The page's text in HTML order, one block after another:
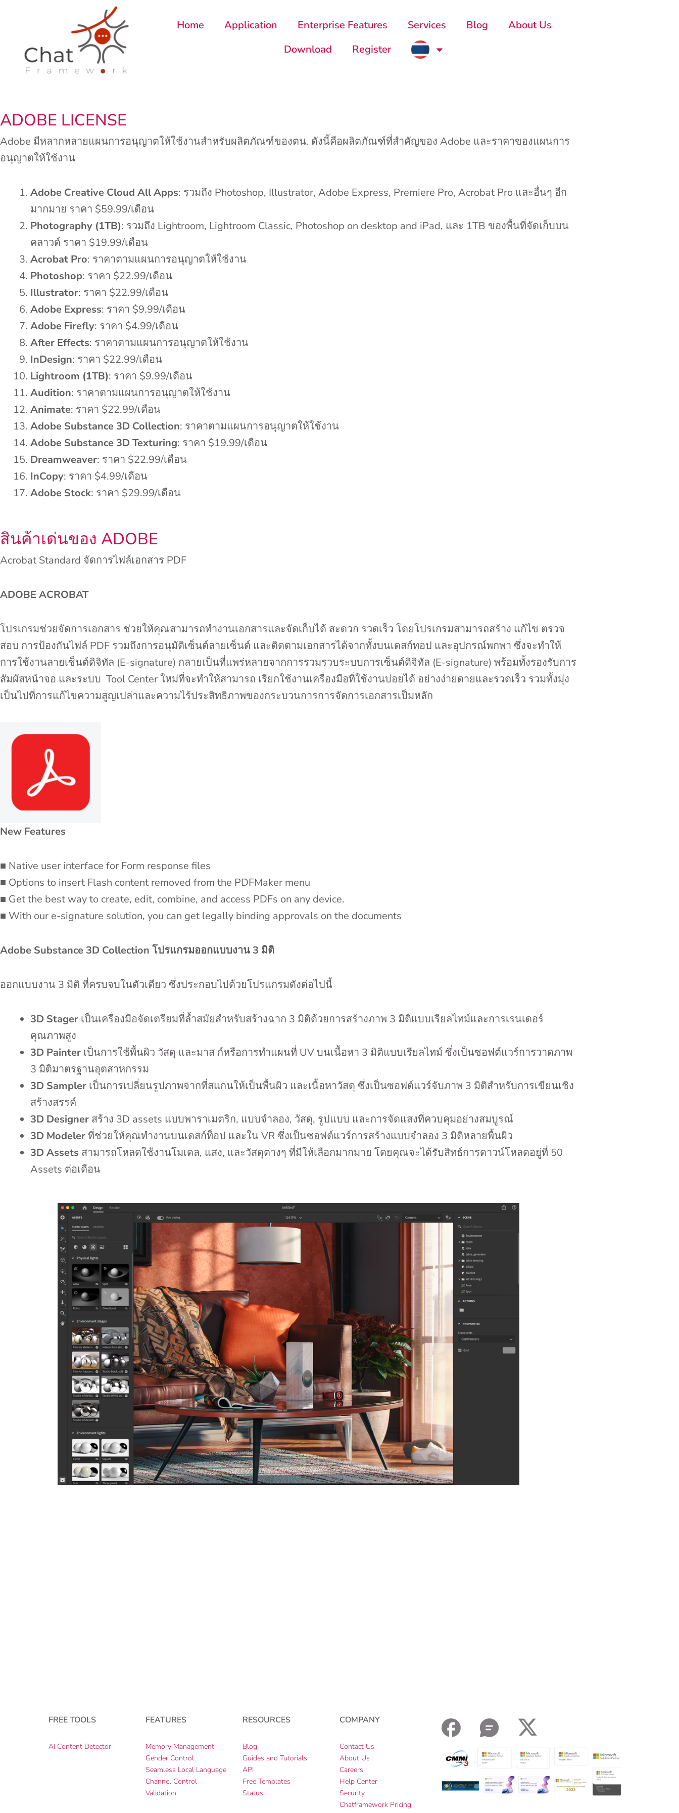
Home Application Enterprise Features Services Blog
About Us
Download
Register
ADOBE LICENSE
Adobe มีหลากหลายแผนการอนุญาตให้ใช้งานสำหรับผลิตภัณฑ์ของตน. ดังนี้คือผลิตภัณฑ์ที่สำคัญของ Adobe และราคาของแผนการ
อนุญาตให้ใช้งาน
Adobe Creative Cloud All Apps: รวมถึง Photoshop, Illustrator, Adobe Express, Premiere Pro, Acrobat Pro และอื่นๆ อีก
มากมาย ราคา $59.99/เดือน
Photography (1TB): รวมถึง Lightroom, Lightroom Classic, Photoshop on desktop and iPad, และ 1TB ของพื้นที่จัดเก็บบน
คลาวด์ ราคา $19.99/เดือน
Acrobat Pro: ราคาตามแผนการอนุญาตให้ใช้งาน
Photoshop: ราคา $22.99/เดือน
Illustrator: ราคา $22.99/เดือน
Adobe Express: ราคา $9.99/เดือน
Adobe Firefly: ราคา $4.99/เดือน
After Effects: ราคาตามแผนการอนุญาตให้ใช้งาน
InDesign: ราคา $22.99/เดือน
Lightroom (1TB): ราคา $9.99/เดือน
Audition: ราคาตามแผนการอนุญาตให้ใช้งาน
Animate: ราคา $22.99/เดือน
Adobe Substance 3D Collection: ราคาตามแผนการอนุญาตให้ใช้งาน
Adobe Substance 3D Texturing: ราคา $19.99/เดือน
Dreamweaver: ราคา $22.99/เดือน
InCopy: ราคา $4.99/เดือน
Adobe Stock: ราคา $29.99/เดือน
สินค้าเด่นของ ADOBE
Acrobat Standard จัดการไฟล์เอกสาร PDF
ADOBE ACROBAT
โปรเกรมช่วยจัดการเอกสาร ช่วยให้คุณสามารถทำงานเอกสารและจัดเก็บได้ สะดวก รวดเร็ว โดยโปรเกรมสามารถสร้าง แก้ไข ตรวจ
สอบ การป้องกันไฟล์ PDF รวมถึงการอนุมัติเซ็นต์ลายเซ็นต์ และติดตามเอกสารได้จากทั้งบนเดสก์ทอป และอุปกรณ์พกพา ซึ่งจะทำให้
การใช้งานลายเซ็นต์ดิจิทัล (E-signature) กลายเป็นที่แพร่หลายจากการรวมรวบระบบการเซ็นต์ดิจิทัล (E-signature) พร้อมทั้งรองรับการ
สัมผัสหน้าจอ และระบบ Tool Center ใหม่ที่จะทำให้สามารถ เรียกใช้งานเครื่องมือที่ใช้งานบ่อยได้ อย่างง่ายดายและรวดเร็ว รวมทั้งมุ่ง
เป็นไปที่การแก้ไขความสูญเปล่าและความไร้ประสิทธิภาพของกระบวนการการจัดการเอกสารเป็มหลัก
New Features
■ Native user interface for Form response files
■ Options to insert Flash content removed from the PDFMaker menu
■ Get the best way to create, edit, combine, and access PDFs on any device.
■ With our e-signature solution, you can get legally binding approvals on the documents
Adobe Substance 3D Collection โปรแกรมออกแบบงาน 3 มิติ
ออกแบบงาน 3 มิติ ที่ครบจบในตัวเดียว ซึ่งประกอบไปด้วยโปรแกรมดังต่อไปนี้
3D Stager เป็นเครื่องมือจัดเตรียมที่ล้ำสมัยสำหรับสร้างฉาก 3 มิติด้วยการสร้างภาพ 3 มิติแบบเรียลไทม์และการเรนเดอร์
คุณภาพสูง
3D Painter เป็นการใช้พื้นผิว วัสดุ และมาส ก์หรือการทำแผนที่ UV บนเนื้อหา 3 มิติแบบเรียลไทม์ ซึ่งเป็นซอฟต์แวร์การวาดภาพ
3 มิติมาตรฐานอุตสาหกรรม
3D Sampler เป็นการเปลี่ยนรูปภาพจากที่สแกนให้เป็นพื้นผิว และเนื้อหาวัสดุ ซึ่งเป็นซอฟต์แวร์จับภาพ 3 มิติสำหรับการเขียนเชิง
สร้างสรรค์
3D Designer สร้าง 3D assets แบบพาราเมตริก, แบบจำลอง, วัสดุ, รูปแบบ และการจัดแสงที่ควบคุมอย่างสมบูรณ์
3D Modelerที่ช่วยให้คุณทำงานบนเดสก์ท็อป และใน VR ซึ่งเป็นซอฟต์แวร์การสร้างแบบจำลอง 3 มิติหลายพื้นผิว
3D Assets สามารถโหลดใช้งานโมเดล, แสง, และวัสดุต่างๆ ที่มีให้เลือกมากมาย โดยคุณจะได้รับสิทธ์การดาวน์โหลดอยู่ที่ 50
Assets ต่อเดือน
FREE TOOLS
AI Content Detector
FEATURES
Memory Management
Gender Control
Seamless Local Language
Channel Control
Validation
RESOURCES
Blog
Guides and Tutorials
API
Free Templates
Status
COMPANY
Contact Us
About Us
Careers
Help Center
Security
Chatframework Pricing